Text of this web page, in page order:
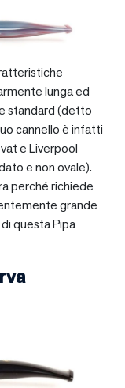
lunga ed
standard (detto
cannello è infatti
e Liverpool
e non ovale).
perché richiede
grande
questa Pipa